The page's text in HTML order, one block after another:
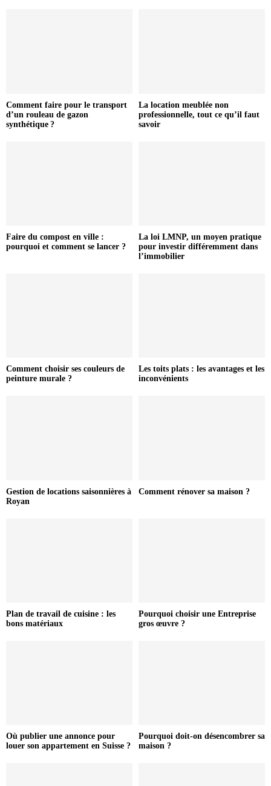
Comment faire pour le transport
d’un rouleau de gazon
synthétique ?
La location meublée non
professionnelle, tout ce qu’il faut
savoir
Faire du compost en ville :
pourquoi et comment se lancer ?
La loi LMNP, un moyen pratique
pour investir différemment dans
l’immobilier
Comment choisir ses couleurs de
peinture murale ?
Les toits plats : les avantages et les
inconvénients
Gestion de locations saisonnières à
Royan
Comment rénover sa maison ?
Plan de travail de cuisine : les
bons matériaux
Pourquoi choisir une Entreprise
gros œuvre ?
Où publier une annonce pour
louer son appartement en Suisse ?
Pourquoi doit-on désencombrer sa
maison ?